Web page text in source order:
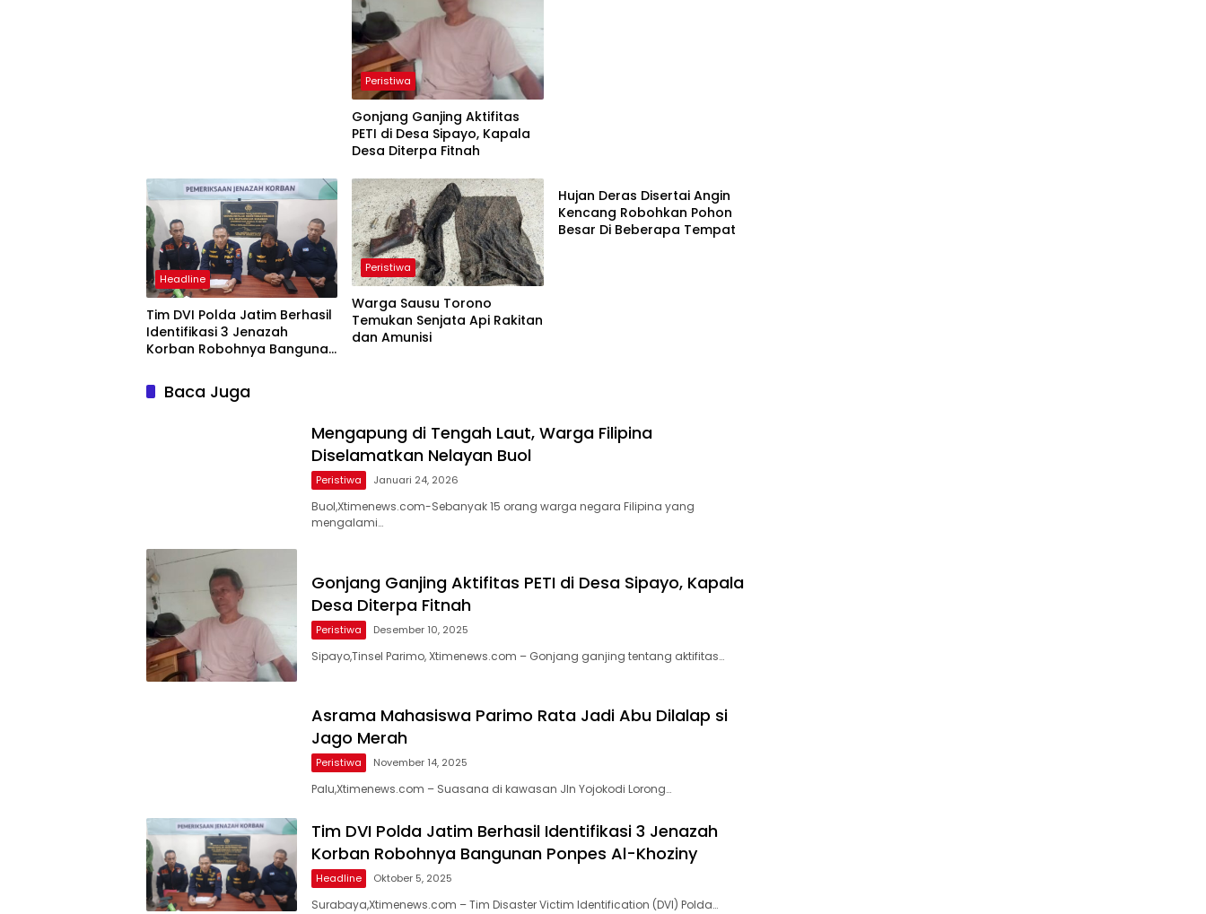
Peristiwa
Gonjang Ganjing Aktifitas
PETI di Desa Sipayo, Kapala
Desa Diterpa Fitnah
Headline
Tim DVI Polda Jatim Berhasil
Identifikasi 3 Jenazah
Korban Robohnya Bangunan
Peristiwa
Warga Sausu Torono
Temukan Senjata Api Rakitan
dan Amunisi
Hujan Deras Disertai Angin
Kencang Robohkan Pohon
Besar Di Beberapa Tempat
Baca Juga
Mengapung di Tengah Laut, Warga Filipina
Diselamatkan Nelayan Buol
Peristiwa Januari 24, 2026
Buol,Xtimenews.com-Sebanyak 15 orang warga negara Filipina yang
mengalami…
Gonjang Ganjing Aktifitas PETI di Desa Sipayo, Kapala
Desa Diterpa Fitnah
Peristiwa Desember 10, 2025
Sipayo,Tinsel Parimo, Xtimenews.com – Gonjang ganjing tentang aktifitas…
Asrama Mahasiswa Parimo Rata Jadi Abu Dilalap si
Jago Merah
Peristiwa November 14, 2025
Palu,Xtimenews.com – Suasana di kawasan Jln Yojokodi Lorong…
Tim DVI Polda Jatim Berhasil Identifikasi 3 Jenazah
Korban Robohnya Bangunan Ponpes Al-Khoziny
Headline Oktober 5, 2025
Surabaya,Xtimenews.com – Tim Disaster Victim Identification (DVI) Polda…